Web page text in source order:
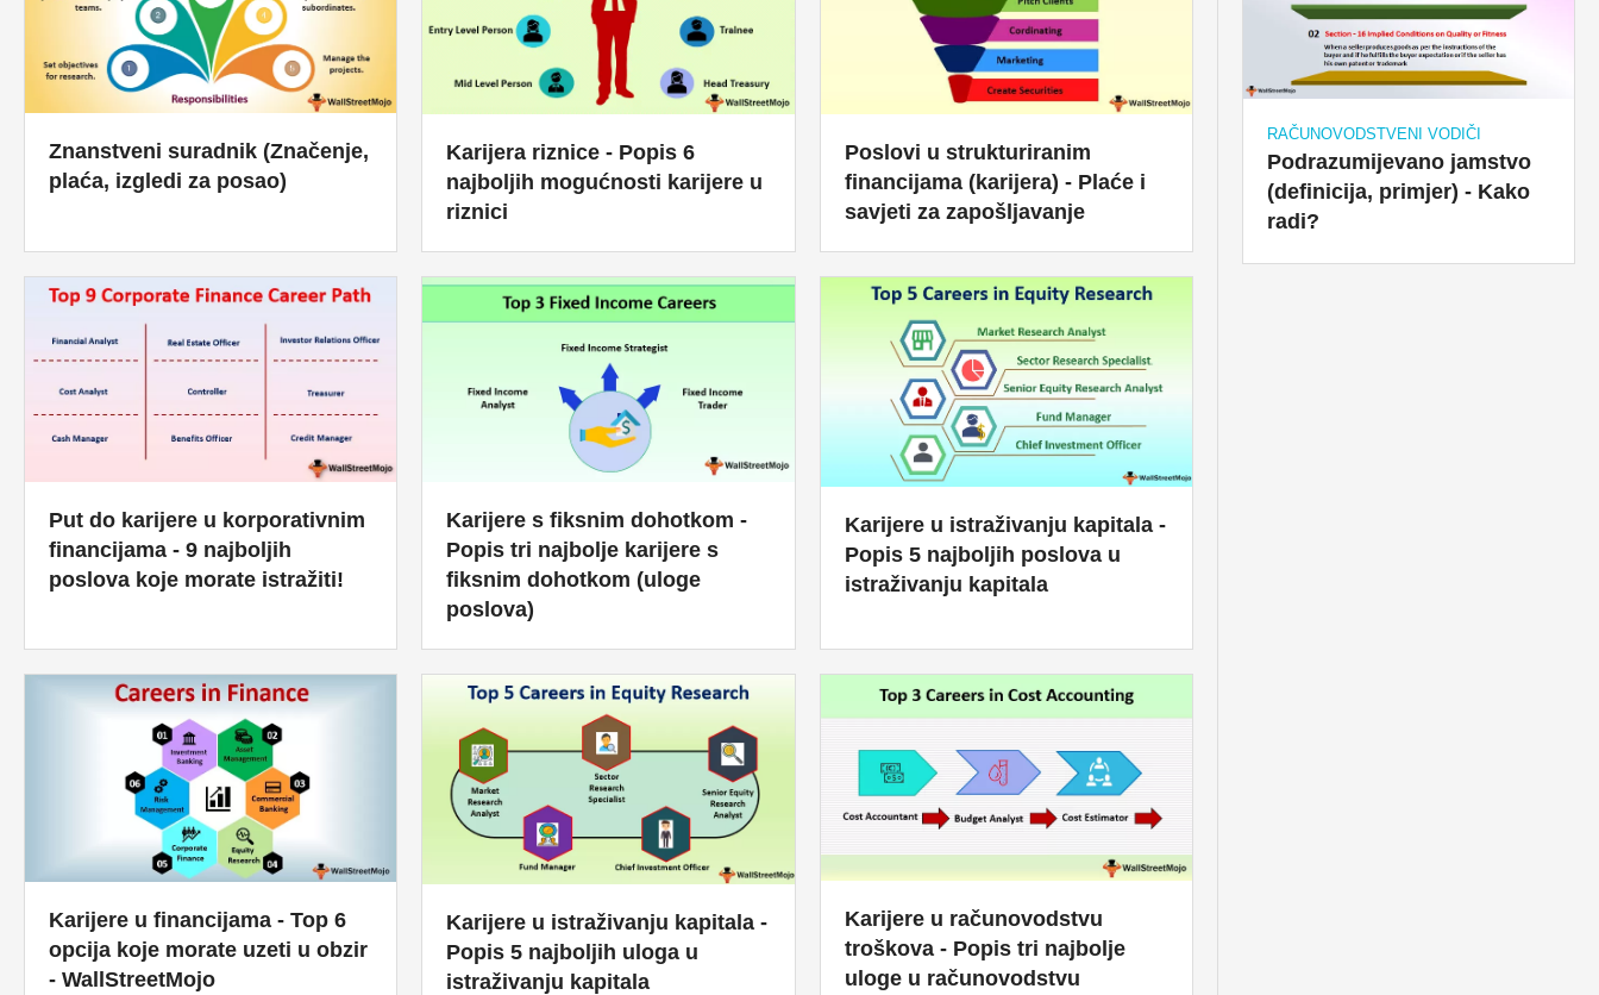
Znanstveni suradnik (Značenje,
plaća, izgledi za posao)
Karijera riznice - Popis 6
najboljih mogućnosti karijere u
riznici
Poslovi u strukturiranim
financijama (karijera) - Plaće i
savjeti za zapošljavanje
Put do karijere u korporativnim
financijama - 9 najboljih
poslova koje morate istražiti!
Karijere s fiksnim dohotkom -
Popis tri najbolje karijere s
fiksnim dohotkom (uloge
poslova)
Karijere u istraživanju kapitala -
Popis 5 najboljih poslova u
istraživanju kapitala
Karijere u financijama - Top 6
opcija koje morate uzeti u obzir
- WallStreetMojo
Karijere u istraživanju kapitala -
Popis 5 najboljih uloga u
istraživanju kapitala
Karijere u računovodstvu
troškova - Popis tri najbolje
uloge u računovodstvu
RAČUNOVODSTVENI VODIČI
Podrazumijevano jamstvo
(definicija, primjer) - Kako
radi?